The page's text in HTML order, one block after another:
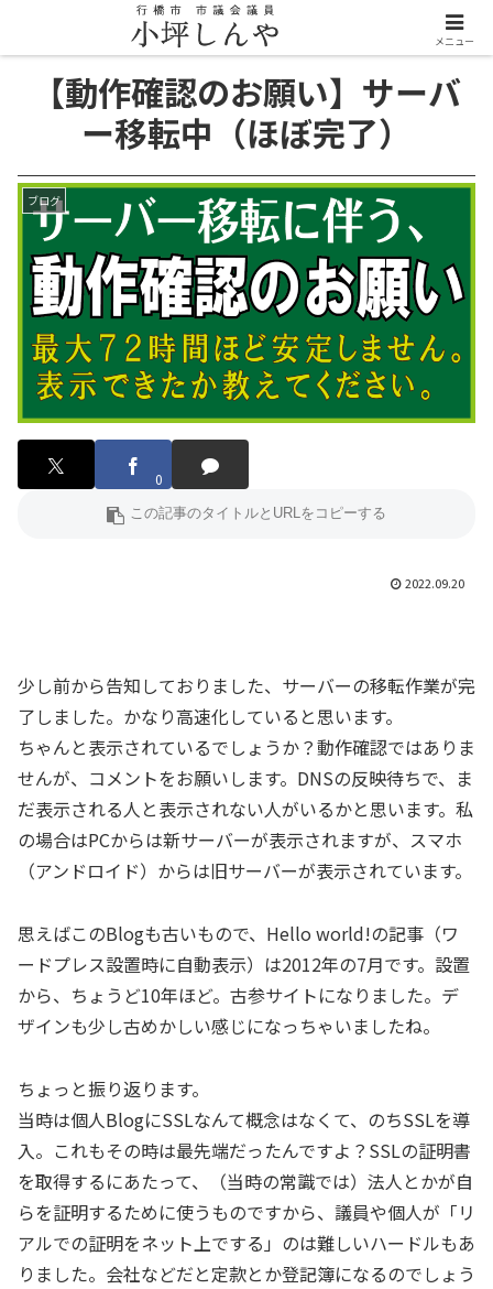
【動作確認のお願い】サーバ
ー移転中（ほぼ完了）
ブログ
0
2022.09.20
少し前から告知しておりました、サーバーの移転作業が完
了しました。かなり高速化していると思います。
ちゃんと表示されているでしょうか？動作確認ではありま
せんが、コメントをお願いします。DNSの反映待ちで、ま
だ表示される人と表示されない人がいるかと思います。私
の場合はPCからは新サーバーが表示されますが、スマホ
（アンドロイド）からは旧サーバーが表示されています。
思えばこのBlogも古いもので、Hello world!の記事（ワ
ードプレス設置時に自動表示）は2012年の7月です。設置
から、ちょうど10年ほど。古参サイトになりました。デ
ザインも少し古めかしい感じになっちゃいましたね。
ちょっと振り返ります。
当時は個人BlogにSSLなんて概念はなくて、のちSSLを導
入。これもその時は最先端だったんですよ？SSLの証明書
を取得するにあたって、（当時の常識では）法人とかが自
らを証明するために使うものですから、議員や個人が「リ
アルでの証明をネット上でする」のは難しいハードルもあ
りました。会社などだと定款とか登記簿になるのでしょう
メニュー